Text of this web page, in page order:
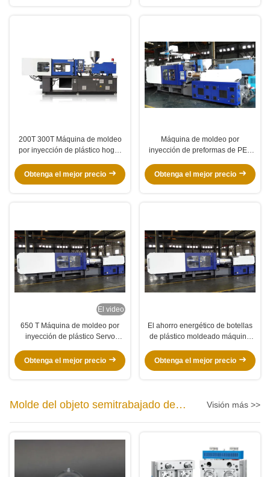
200T 300T Máquina de moldeo
por inyección de plástico hogar
Obtenga el mejor precio
Máquina de moldeo por
inyección de preformas de PET
preformas de 5 galones
Obtenga el mejor precio
El video
650 T Máquina de moldeo por
inyección de plástico Servo
termoplástico
Obtenga el mejor precio
El ahorro energético de botellas
de plástico moldeado máquina
Obtenga el mejor precio
Molde del objeto semitrabajado del
ANIMAL DOMÉSTICO
Visión más >>